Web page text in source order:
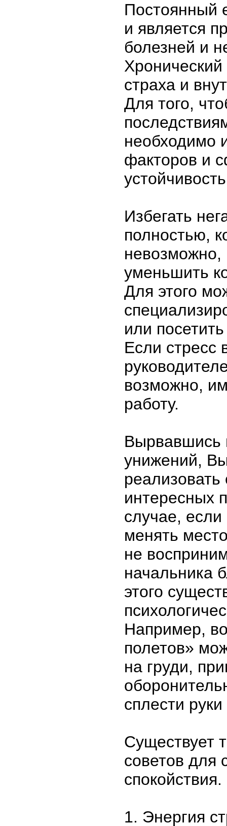
Постоянный
и является
болезней и
Хронический
страха и
Для того,
необходимо
факторов и
Избегать
полностью,
уменьшить
Для этого
или
Если стресс
возможно,
работу.
Вырвавшись
унижений,
реализовать
интересных
случае,
менять
не
начальника
этого
Например,
полетов»
на груди,
сплести
Существует
советов для
спокойствия.
1. Энергия